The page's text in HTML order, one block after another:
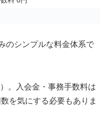
のシンプルな料金体系で
。入会金・事務手数料は
を気にする必要もありま